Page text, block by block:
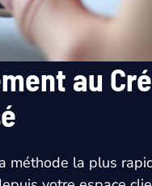
au
méthode la plus